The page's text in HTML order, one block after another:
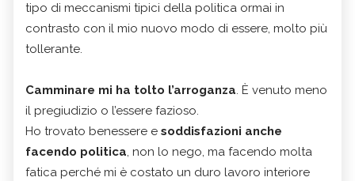
tipo di meccanismi tipici della politica ormai in
contrasto con il mio nuovo modo di essere, molto più
tollerante.
Camminare mi ha tolto l’arroganza. È venuto meno
il pregiudizio o l’essere fazioso.
Ho trovato benessere e soddisfazioni anche
facendo politica, non lo nego, ma facendo molta
fatica perché mi è costato un duro lavoro interiore